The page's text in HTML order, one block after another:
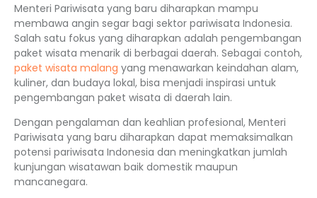
Menteri Pariwisata yang baru diharapkan mampu
membawa angin segar bagi sektor pariwisata Indonesia.
Salah satu fokus yang diharapkan adalah pengembangan
paket wisata menarik di berbagai daerah. Sebagai contoh,
paket wisata malang yang menawarkan keindahan alam,
kuliner, dan budaya lokal, bisa menjadi inspirasi untuk
pengembangan paket wisata di daerah lain.
Dengan pengalaman dan keahlian profesional, Menteri
Pariwisata yang baru diharapkan dapat memaksimalkan
potensi pariwisata Indonesia dan meningkatkan jumlah
kunjungan wisatawan baik domestik maupun
mancanegara.